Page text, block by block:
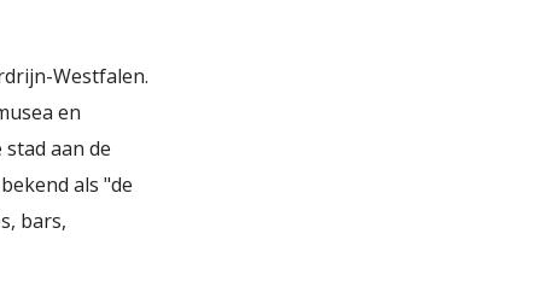
Westfalen.
en
aan de
als "de
bars,